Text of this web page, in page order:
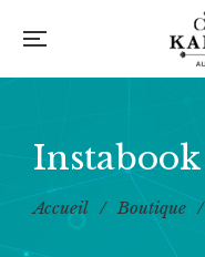
Instabook
Accueil / Boutique /